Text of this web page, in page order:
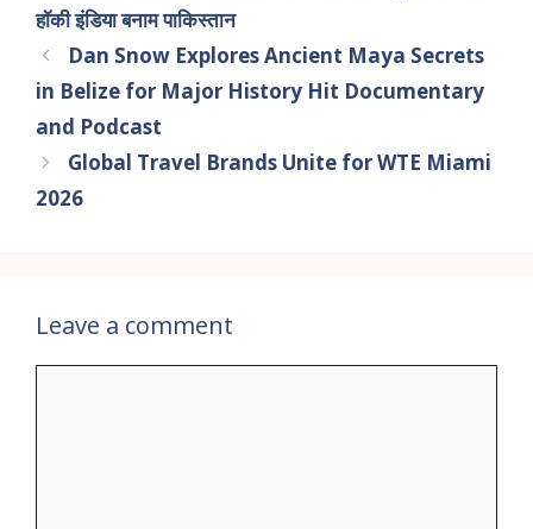
हॉकी इंडिया बनाम पाकिस्तान
Dan Snow Explores Ancient Maya Secrets
in Belize for Major History Hit Documentary
and Podcast
Global Travel Brands Unite for WTE Miami
2026
Leave a comment